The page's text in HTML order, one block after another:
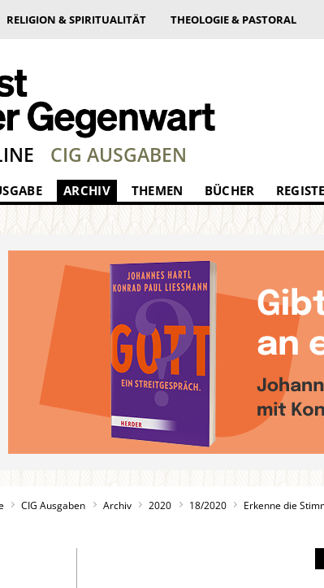
RELIGION & SPIRITUALITÄT THEOLOGIE & PASTORAL
CIG AUSGABEN
ARCHIV THEMEN BÜCHER
CIG Ausgaben Archiv 2020 18/2020 Erkenne die